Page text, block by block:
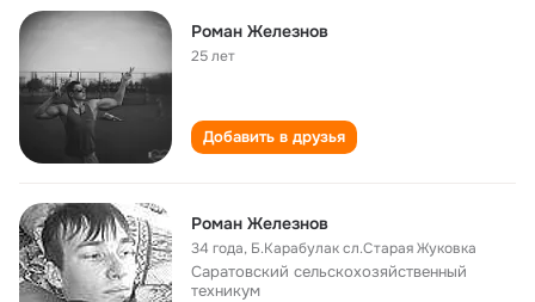
Роман Железнов
25 лет
Добавить в друзья
Роман Железнов
34 года, Б.Карабулак сл.Старая Жуковка
Саратовский сельскохозяйственный
техникум